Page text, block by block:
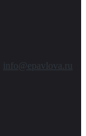
info@epavlova.ru